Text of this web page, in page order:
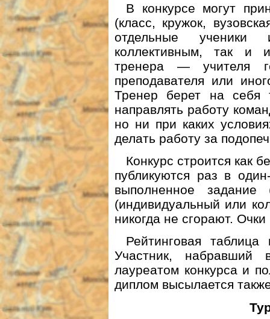
В конкурсе могут
(класс, кружок,
отдельные ученики
коллективным, так и
тренера — учителя
преподавателя или
Тренер берет на себя
направлять работу
но ни при каких
делать работу за
Конкурс строится как
публикуются раз в
выполненное задание
(индивидуальный или
никогда не сгорают.
Рейтинговая таблица
Участник, набравший
лауреатом конкурса и
диплом высылается